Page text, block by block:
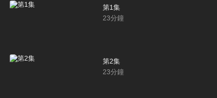
第1集
23分鐘
第2集
23分鐘